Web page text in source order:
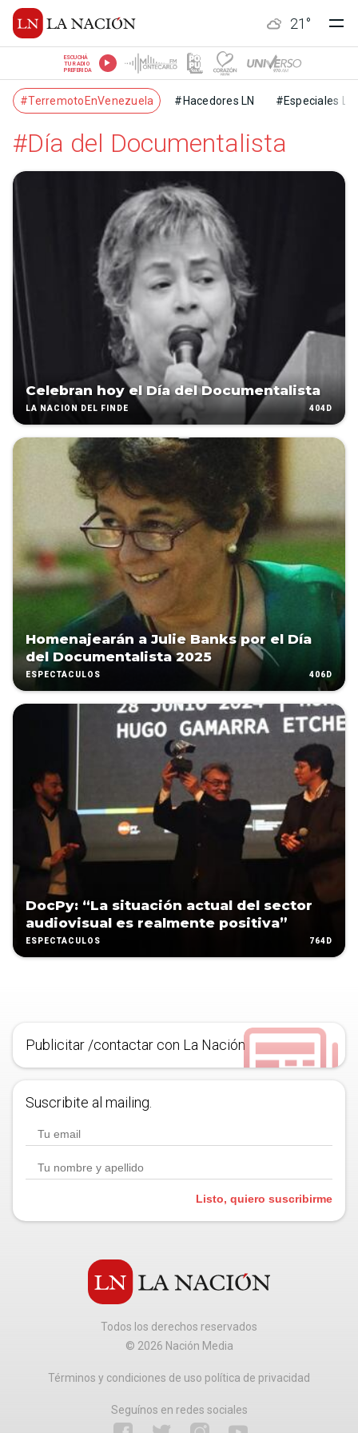
21 °
ESCUCHÁ
TU RADIO
PREFERIDA
#TerremotoEnVenezuela #Hacedores LN #Especiales LN
#Día del Documentalista
Celebran hoy el Día del Documentalista
LA NACIÓN DEL FINDE 404D
Homenajearán a Julie Banks por el Día
del Documentalista 2025
ESPECTÁCULOS 406D
DocPy: “La situación actual del sector
audiovisual es realmente positiva”
ESPECTÁCULOS 764D
Publicitar /contactar con La Nación
Suscribite al mailing.
Listo, quiero suscribirme
Todos los derechos reservados
© 2026 Nación Media
Términos y condiciones de uso política de privacidad
Seguínos en redes sociales